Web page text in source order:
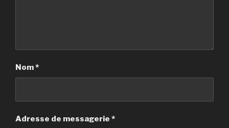
Nom*
Adresse de messagerie *